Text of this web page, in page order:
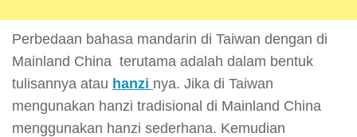
Perbedaan bahasa mandarin di Taiwan dengan di
Mainland China terutama adalah dalam bentuk
tulisannya atau hanzi nya. Jika di Taiwan
mengunakan hanzi tradisional di Mainland China
menggunakan hanzi sederhana. Kemudian